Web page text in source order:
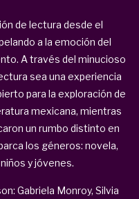
de lectura desde el
a la emoción del
A través del minucioso
sea una experiencia
para la exploración de
mexicana, mientras
un rumbo distinto en
los géneros: novela,
y jóvenes.
Gabriela Monroy, Silvia